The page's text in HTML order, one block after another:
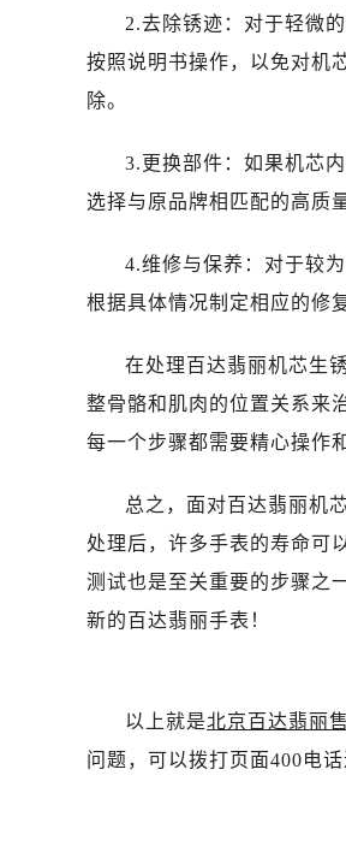
2.去除锈迹：对于轻微
按照说明书操作，以免对机
除。
3.更换部件：如果机芯
选择与原品牌相匹配的高质
4.维修与保养：对于较
根据具体情况制定相应的修
在处理百达翡丽机芯生
整骨骼和肌肉的位置关系来
每一个步骤都需要精心操作
总之，面对百达翡丽机
处理后，许多手表的寿命可
测试也是至关重要的步骤之
新的百达翡丽手表！
以上就是北京百达翡丽
问题，可以拨打页面400电